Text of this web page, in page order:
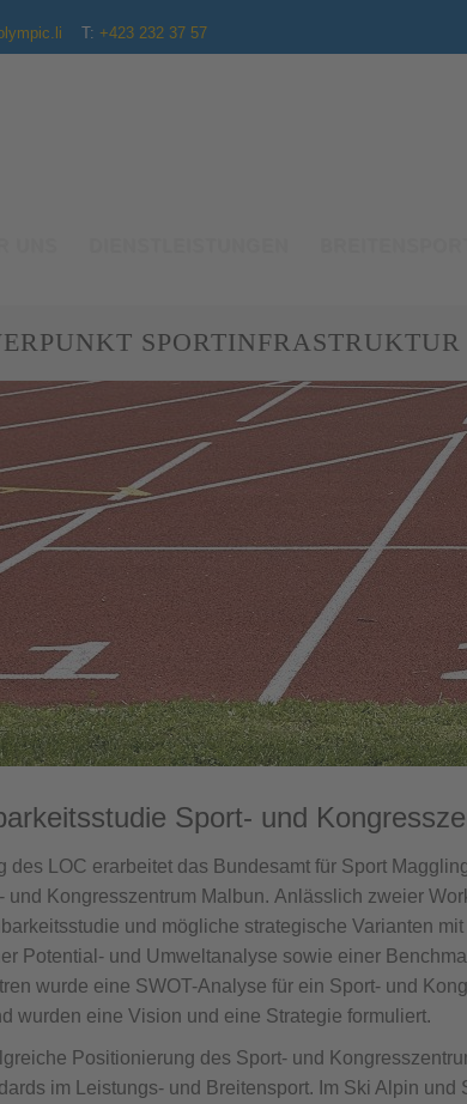
T: +423 232 37 57
SPORTINFRASTRUKTUR
Sport- und
des LOC erarbeitet das Bundesamt für Sport
und Kongresszentrum Malbun. Anlässlich zweier
und mögliche strategische Varianten
Potential- und Umweltanalyse sowie einer
wurde eine SWOT-Analyse für ein Sport- und
wurden eine Vision und eine Strategie formuliert.
Positionierung des Sport- und
im Leistungs- und Breitensport. Im Ski Alpin und